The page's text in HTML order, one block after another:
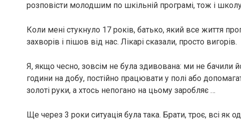
розповісти молодшим по шкільній програмі, тож і
Коли мені стукнуло 17 років, батько, який все життя
захворів і пішов від нас. Лікарі сказали, просто вигорів.
Я, якщо чесно, зовсім не була здивована: ми не бачили
години на добу, постійно працювати у полі або
золоті руки, а хтось непогано на цьому заробляє …
Ще через 3 роки ситуація була така. Брати, троє, всі як